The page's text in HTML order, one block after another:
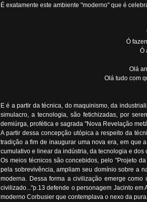
É exatamente este ambiente "moderno" que é
Ó
Ó
Olá
Olá tudo com
E é a partir da técnica, do maquinismo, da
simulacro, a tecnologia, são fetichizadas, por
demiúrga, profética e sagrada "Nova Revelação
A partir dessa concepção utópica a respeito da
tradição a fim de inaugurar uma nova era, em que
cumulativo e linear da indústria, da tecnologia e dos
Os meios técnicos são concebidos, pelo "Projeto
pela sobrevivência, ampliam seu domínio sobre a
moderna. Dessa forma a civilização emerge
civilizado..."p.13 defende o personagem Jacinto
moderno Corbusier que contemplava o nexo da